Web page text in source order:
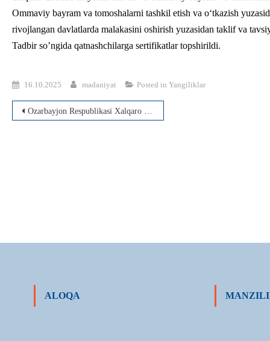
Ommaviy bayram va tomoshalarni tashkil etish va o‘tkazish
rivojlangan davlatlarda malakasini oshirish yuzasidan taklif va
Tadbir so’ngida qatnashchilarga sertifikatlar topshirildi.
16.10.2025 madaniyat Posted in Yangiliklar
Post
Ozarbayjon Respublikasi Xalqaro Mug’om Markazida tajriba almashish, malaka oshirish va qo‘shma konsert tashkillashtirildi
ALOQA